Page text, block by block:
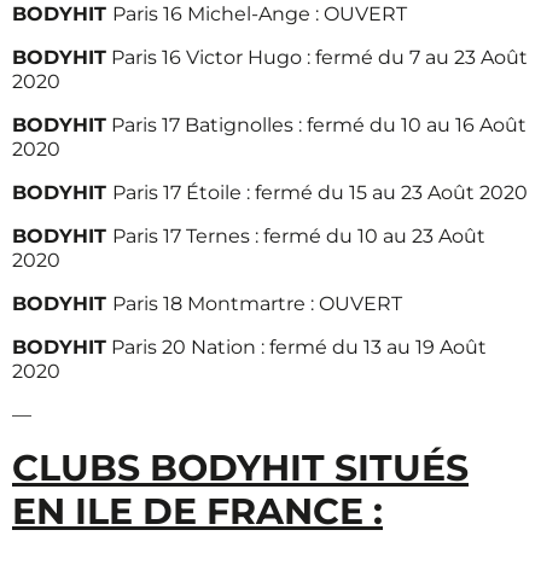
BODYHIT Paris 16 Michel-Ange : OUVERT
BODYHIT Paris 16 Victor Hugo : fermé du 7 au 23 Août
2020
BODYHIT Paris 17 Batignolles : fermé du 10 au 16 Août
2020
BODYHIT Paris 17 Étoile : fermé du 15 au 23 Août 2020
BODYHIT Paris 17 Ternes : fermé du 10 au 23 Août
2020
BODYHIT Paris 18 Montmartre : OUVERT
BODYHIT Paris 20 Nation : fermé du 13 au 19 Août
2020
—
CLUBS BODYHIT SITUÉS
EN ILE DE FRANCE :